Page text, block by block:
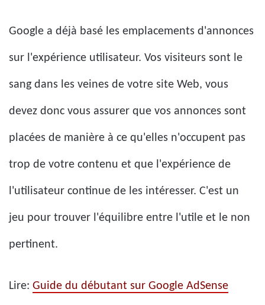
Google a déjà basé les emplacements d'annonces
sur l'expérience utilisateur. Vos visiteurs sont le
sang dans les veines de votre site Web, vous
devez donc vous assurer que vos annonces sont
placées de manière à ce qu'elles n'occupent pas
trop de votre contenu et que l'expérience de
l'utilisateur continue de les intéresser. C'est un
jeu pour trouver l'équilibre entre l'utile et le non
pertinent.
Lire: Guide du débutant sur Google AdSense